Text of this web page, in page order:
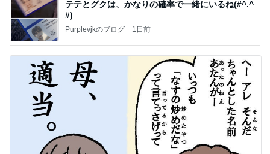
テテとグクは、かなりの確率で一緒にいるね(#^.^
#)
Purplevjkのブログ 1日前